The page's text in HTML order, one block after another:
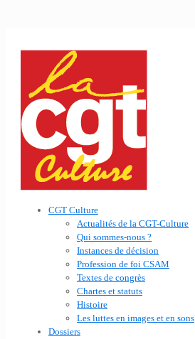
CGT Culture
Actualités de la CGT-Culture
Qui sommes-nous ?
Instances de décision
Profession de foi CSAM
Textes de congrès
Chartes et statuts
Histoire
Les luttes en images et en sons
Dossiers